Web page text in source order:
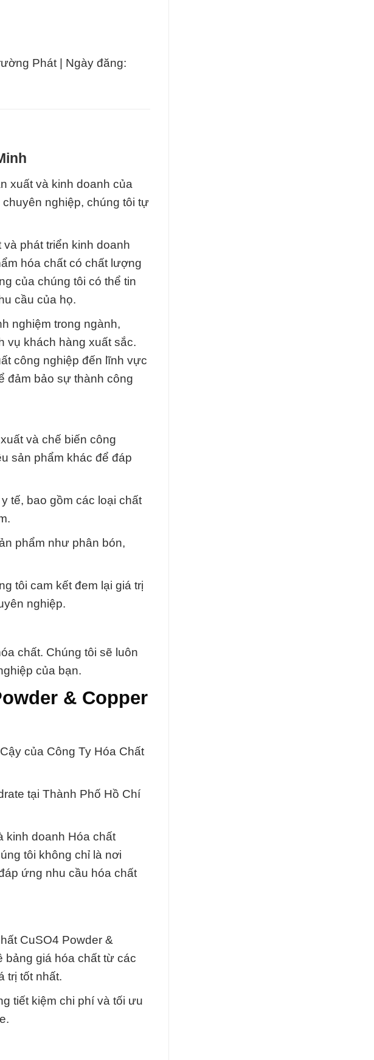
Phát | Ngày đăng:
xuất và kinh doanh của
nghiệp, chúng tôi tự
phát triển kinh doanh
hóa chất có chất lượng
của chúng tôi có thể tin
cầu của họ.
nghiệm trong ngành,
vụ khách hàng xuất sắc.
công nghiệp đến lĩnh vực
đảm bảo sự thành công
và chế biến công
sản phẩm khác để đáp
tế, bao gồm các loại chất
phẩm như phân bón,
tôi cam kết đem lại giá trị
nghiệp.
chất. Chúng tôi sẽ luôn
của bạn.
& Copper
của Công Ty Hóa Chất
tại Thành Phố Hồ Chí
kinh doanh Hóa chất
tôi không chỉ là nơi
ứng nhu cầu hóa chất
CuSO4 Powder &
bảng giá hóa chất từ các
trị tốt nhất.
tiết kiệm chi phí và tối ưu